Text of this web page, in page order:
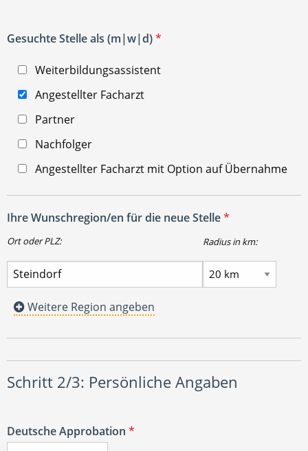
Gesuchte Stelle als (m|w|d)*
Weiterbildungsassistent
Angestellter Facharzt
Partner
Nachfolger
Angestellter Facharzt mit Option auf Übernahme
Ihre Wunschregion/en für die neue Stelle*
Ort oder PLZ: Radius in km:
Weitere Region angeben
Schritt 2/3: Persönliche Angaben
Deutsche Approbation *